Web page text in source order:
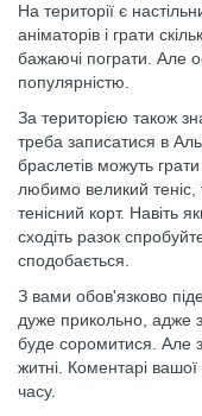
На території є
аніматорів і грати
бажаючі пограти. Але
популярністю.
За територією також
треба записатися в
браслетів можуть
любимо великий
тенісний корт. Навіть
сходіть разок
сподобається.
З вами обов'язково
дуже прикольно, адже
буде соромитися. Але
житні. Коментарі
часу.